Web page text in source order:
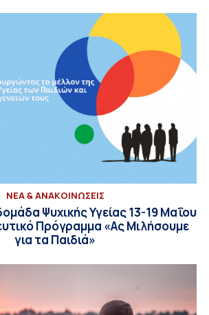
ΝΕΑ & ΑΝΑΚΟΙΝΩΣΕΙΣ
Ψυχικής Υγείας 13-19 Μαΐου
Πρόγραμμα «Ας Μιλήσουμε
για τα Παιδιά»